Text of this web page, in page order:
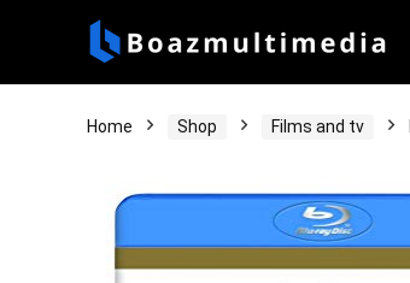
Home Shop Films and tv